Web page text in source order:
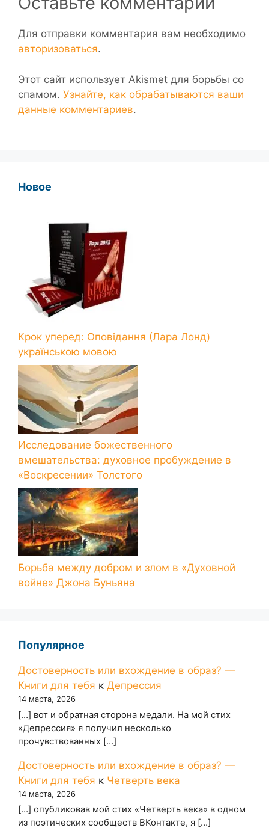
Для отправки комментария вам необходимо
авторизоваться.
Этот сайт использует Akismet для борьбы со
спамом. Узнайте, как обрабатываются ваши
данные комментариев.
Новое
Крок уперед: Оповідання (Лара Лонд)
українською мовою
Исследование божественного
вмешательства: духовное пробуждение в
«Воскресении» Толстого
Борьба между добром и злом в «Духовной
войне» Джона Буньяна
Популярное
Достоверность или вхождение в образ? —
Книги для тебя к Депрессия
14 марта, 2026
[…] вот и обратная сторона медали. На мой стих
«Депрессия» я получил несколько
прочувствованных […]
Достоверность или вхождение в образ? —
Книги для тебя к Четверть века
14 марта, 2026
[…] опубликовав мой стих «Четверть века» в одном
из поэтических сообществ ВКонтакте, я […]